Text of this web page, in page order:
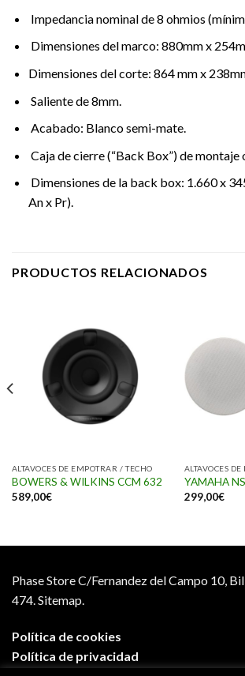
Impedancia nominal de 8 ohmios
Dimensiones del marco: 880mm x
Dimensiones del corte: 864 mm x
Saliente de 8mm.
Acabado: Blanco semi-mate.
Caja de cierre (“Back Box”) de
Dimensiones de la back box: 1.660 x
An x Pr).
PRODUCTOS RELACIONADOS
ALTAVOCES DE EMPOTRAR / TECHO
BOWERS & WILKINS CCM 632
589,00€
ALTAVOCES
YAMAHA
299,00€
Phase Store C/Fernandez del Campo 10,
474. Sitemap.
Política de cookies
Política de privacidad